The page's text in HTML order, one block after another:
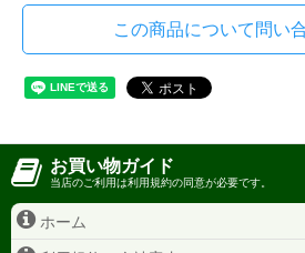
この商品について問い
お買い物ガイド
当店のご利用は利用規約の同意が必要です。
ホーム